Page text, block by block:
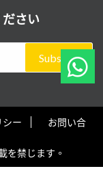
さい
Subscribe
ー
お問い合
を禁じます。